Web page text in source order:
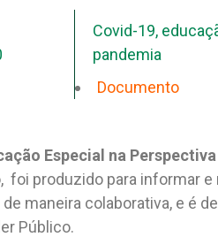
Covid-19,
pandemia
Documento
Especial na
foi produzido para informar
maneira colaborativa, e é
Público.